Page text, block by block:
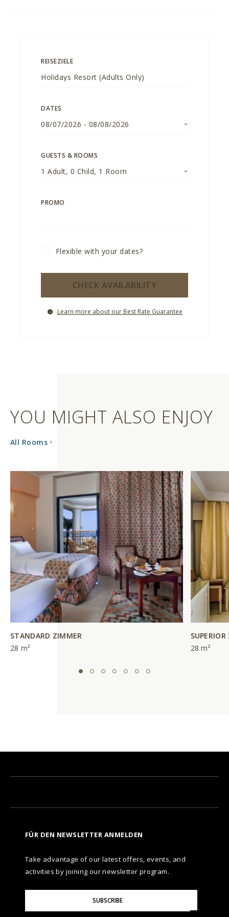
REISEZIELE
DATES
08/07/2026 - 08/08/2026
GUESTS & ROOMS
1 Adult, 0 Child, 1 Room
PROMO
Flexible with your dates?
CHECK AVAILABILITY
Learn more about our Best Rate Guarantee
YOU MIGHT ALSO ENJOY
All Rooms
STANDARD ZIMMER
28 m²
28 m²
FÜR DEN NEWSLETTER ANMELDEN
Take advantage of our latest offers, events, and
activities by joining our newsletter program.
Your
SUBSCRIBE